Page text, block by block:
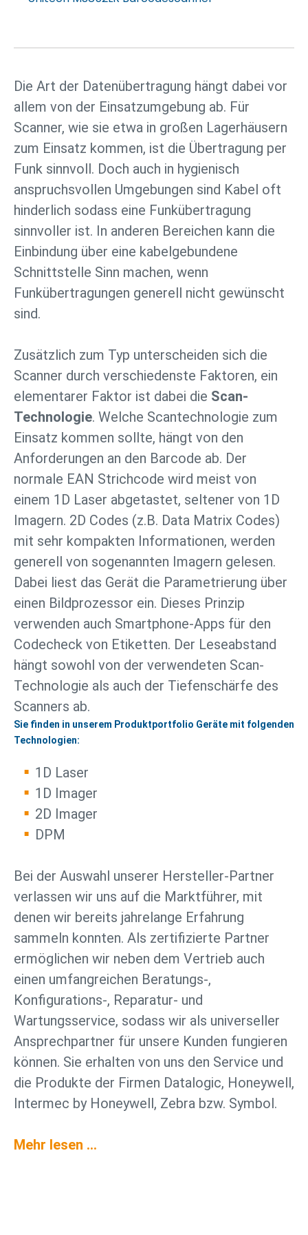
Die Art der Datenübertragung hängt dabei vor
allem von der Einsatzumgebung ab. Für
Scanner, wie sie etwa in großen Lagerhäusern
zum Einsatz kommen, ist die Übertragung per
Funk sinnvoll. Doch auch in hygienisch
anspruchsvollen Umgebungen sind Kabel oft
hinderlich sodass eine Funkübertragung
sinnvoller ist. In anderen Bereichen kann die
Einbindung über eine kabelgebundene
Schnittstelle Sinn machen, wenn
Funkübertragungen generell nicht gewünscht
sind.
Zusätzlich zum Typ unterscheiden sich die
Scanner durch verschiedenste Faktoren, ein
elementarer Faktor ist dabei die Scan-
Technologie. Welche Scantechnologie zum
Einsatz kommen sollte, hängt von den
Anforderungen an den Barcode ab. Der
normale EAN Strichcode wird meist von
einem 1D Laser abgetastet, seltener von 1D
Imagern. 2D Codes (z.B. Data Matrix Codes)
mit sehr kompakten Informationen, werden
generell von sogenannten Imagern gelesen.
Dabei liest das Gerät die Parametrierung über
einen Bildprozessor ein. Dieses Prinzip
verwenden auch Smartphone-Apps für den
Codecheck von Etiketten. Der Leseabstand
hängt sowohl von der verwendeten Scan-
Technologie als auch der Tiefenschärfe des
Scanners ab.
Sie finden in unserem Produktportfolio Geräte mit folgenden
Technologien:
1D Laser
1D Imager
2D Imager
DPM
Bei der Auswahl unserer Hersteller-Partner
verlassen wir uns auf die Marktführer, mit
denen wir bereits jahrelange Erfahrung
sammeln konnten. Als zertifizierte Partner
ermöglichen wir neben dem Vertrieb auch
einen umfangreichen Beratungs-,
Konfigurations-, Reparatur- und
Wartungsservice, sodass wir als universeller
Ansprechpartner für unsere Kunden fungieren
können. Sie erhalten von uns den Service und
die Produkte der Firmen Datalogic, Honeywell,
Intermec by Honeywell, Zebra bzw. Symbol.
Mehr lesen …